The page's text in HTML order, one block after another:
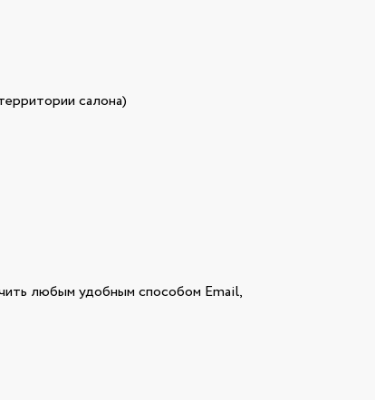
салона)
любым удобным способом Email,